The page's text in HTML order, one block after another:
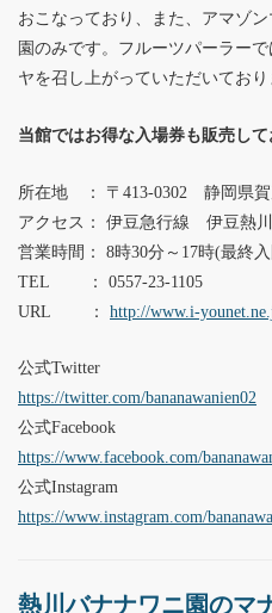
おこなっており、また、アマゾ
園のみです。フルーツパーラー
ヤを召し上がっていただいており
当館ではお得な入場券も販売して
所在地 ： 〒413-0302 静岡県賀
アクセス： 伊豆急行線 伊豆熱
営業時間： 8時30分～17時(最終
TEL ： 0557-23-1105
URL ： http://www.i-
公式Twitter
https://twitter.com/bananawanien02
公式Facebook
https://www.facebook.com/
公式Instagram
https://www.instagram.com/
熱川バナナワニ園のマ